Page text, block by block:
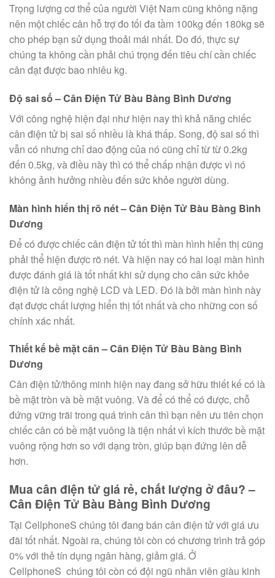
Trọng lượng cơ thể của người Việt Nam cũng không nặng
nên một chiếc cân hỗ trợ đo tối đa tầm 100kg đến 180kg sẽ
cho phép bạn sử dụng thoải mái nhất. Do đó, thực sự
chúng ta không cần phải chú trọng đến tiêu chí cần chiếc
cân đạt được bao nhiêu kg.
Độ sai số – Cân Điện Tử Bàu Bàng Bình Dương
Với công nghệ hiện đại như hiện nay thì khả năng chiếc
cân điện tử bị sai số nhiều là khá thấp. Song, độ sai số thì
vẫn có nhưng chỉ dao động của nó cũng chỉ từ từ 0.2kg
đến 0.5kg, và điều này thì có thể chấp nhận được vì nó
không ảnh hưởng nhiều đến sức khỏe người dùng.
Màn hình hiển thị rõ nét – Cân Điện Tử Bàu Bàng Bình
Dương
Để có được chiếc cân điện tử tốt thì màn hình hiển thị cũng
phải thể hiện được rõ nét. Và hiện nay có hai loại màn hình
được đánh giá là tốt nhất khi sử dụng cho cân sức khỏe
điện tử là công nghệ LCD và LED. Đó là bởi màn hình này
đạt được chất lượng hiển thị tốt nhất và cho những con số
chính xác nhất.
Thiết kế bề mặt cân – Cân Điện Tử Bàu Bàng Bình
Dương
Cân điện tử/thông minh hiện nay đang sở hữu thiết kế có là
bề mặt tròn và bề mặt vuông. Và để có thể có được, chỗ
đứng vững trãi trong quá trình cân thì bạn nên ưu tiên chọn
chiếc cân có bề mặt vuông là tiện nhất vì kích thước bề mặt
vuông rộng hơn so với dạng tròn, giúp bạn đứng lên dễ
hơn.
Mua cân điện tử giá rẻ, chất lượng ở đâu? –
Cân Điện Tử Bàu Bàng Bình Dương
Tại CellphoneS chúng tôi đang bán cân điện tử với giá ưu
đãi tốt nhất. Ngoài ra, chúng tôi còn có chương trình trả góp
0% với thẻ tín dụng ngân hàng, giảm giá. Ở
CellphoneS chúng tôi còn có đội ngũ nhân viên giàu kinh